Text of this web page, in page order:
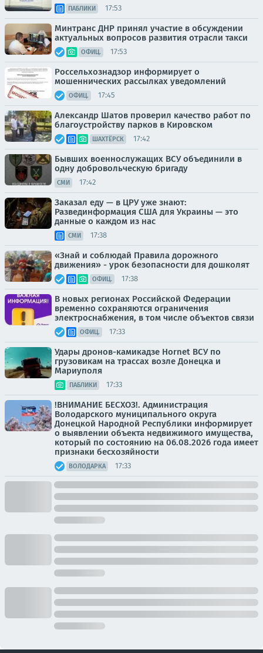
ПАБЛИКИ 17:53
Минтранс ДНР принял участие в обсуждении
актуальных вопросов развития отрасли такси
ОФИЦ. 17:53
Россельхознадзор информирует о
мошеннических рассылках уведомлений
ОФИЦ. 17:45
Александр Шатов проверил качество работ по
благоустройству парков в Кировском
ШАХТЁРСК 17:42
Бывших военнослужащих ВСУ объединили в
одну добровольческую бригаду
СМИ 17:42
Заказал еду — в ЦРУ уже знают:
Развединформация США для Украины — это
данные о каждом из нас
СМИ 17:38
«Знай и соблюдай Правила дорожного
движения» - урок безопасности для дошколят
ОФИЦ. 17:38
В новых регионах Российской Федерации
временно сохраняются ограничения
электроснабжения, в том числе объектов связи
ОФИЦ. 17:33
Удары дронов-камикадзе Hornet ВСУ по
грузовикам на трассах возле Донецка и
Мариуполя
ПАБЛИКИ 17:33
!ВНИМАНИЕ БЕСХОЗ!. Администрация
Володарского муниципального округа
Донецкой Народной Республики информирует
о выявлении объекта недвижимого имущества,
который по состоянию на 06.08.2026 года имеет
признаки бесхозяйности
ВОЛОДАРКА 17:33